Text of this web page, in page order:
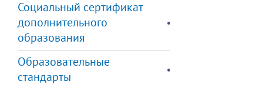
Социальный сертификат
дополнительного
образования
Образовательные
стандарты